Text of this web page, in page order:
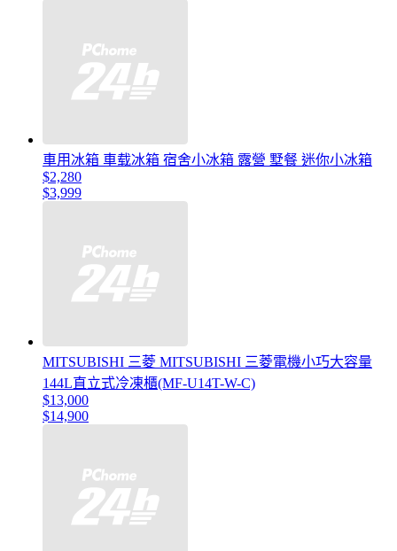
車用冰箱 車载冰箱 宿舍小冰箱 露營 墅餐 迷你小冰箱
$2,280
$3,999
MITSUBISHI 三菱 MITSUBISHI 三菱電機小巧大容量
144L直立式冷凍櫃(MF-U14T-W-C)
$13,000
$14,900